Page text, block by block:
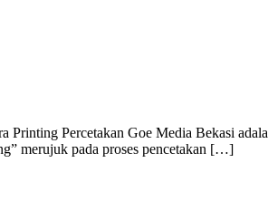
Percetakan Goe Media Bekasi
merujuk pada proses pencetakan […]